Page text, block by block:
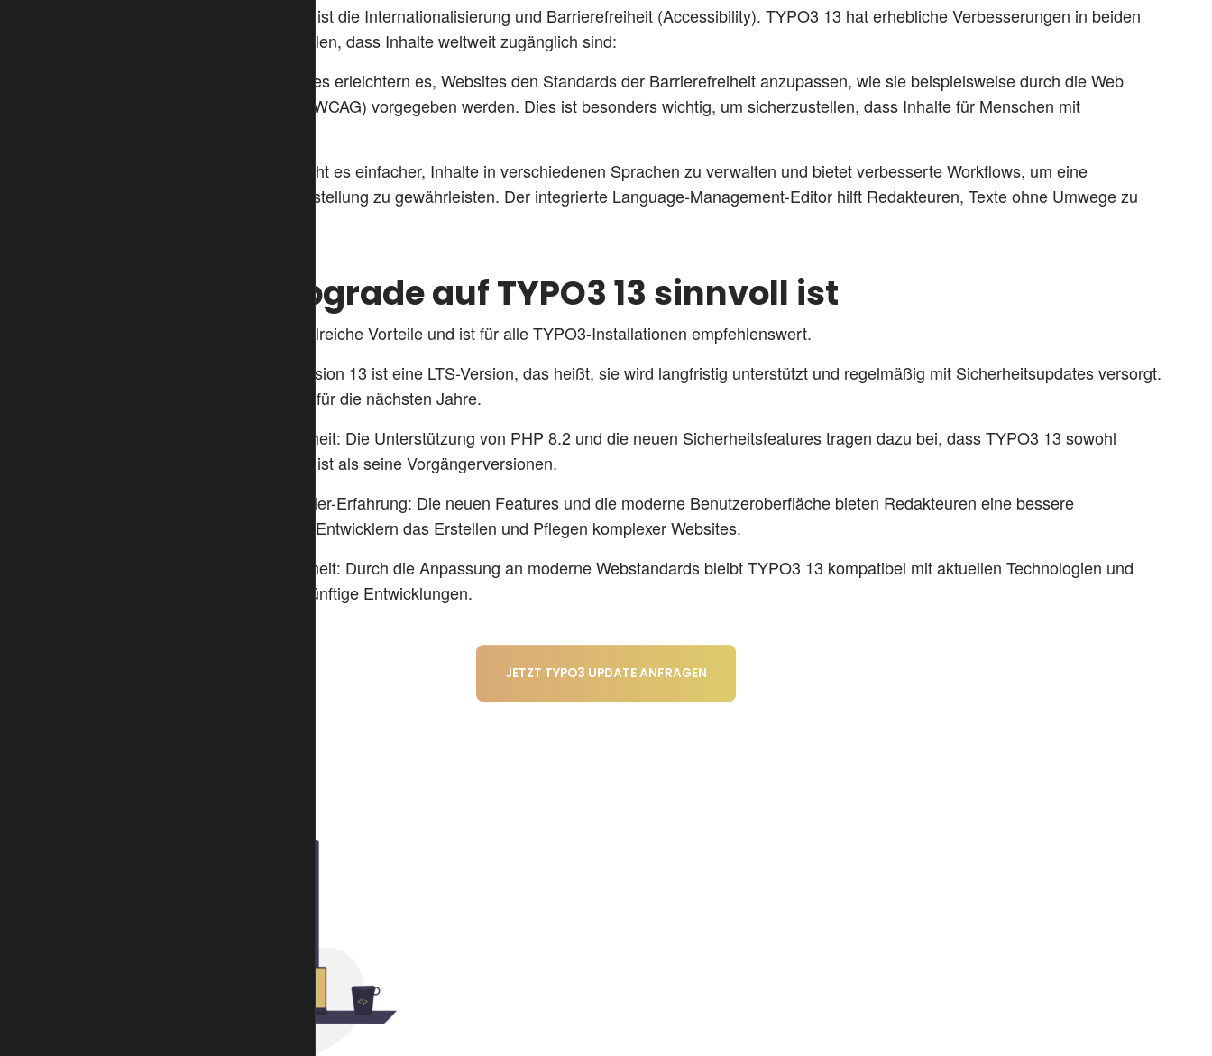
Eine der größten Stärken von TYPO3 ist die Internationalisierung und Barrierefreiheit (Accessibility). TYPO3 13 hat erhebliche Verbesserungen in beiden
Bereichen eingeführt, um sicherzustellen, dass Inhalte weltweit zugänglich sind:
: Die neuen Features erleichtern es, Websites den Standards der Barrierefreiheit anzupassen, wie sie beispielsweise durch die Web
Content Accessibility Guidelines (WCAG) vorgegeben werden. Dies ist besonders wichtig, um sicherzustellen, dass Inhalte für Menschen mit
: TYPO3 13 macht es einfacher, Inhalte in verschiedenen Sprachen zu verwalten und bietet verbesserte Workflows, um eine
konsistente Übersetzung und Darstellung zu gewährleisten. Der integrierte Language-Management-Editor hilft Redakteuren, Texte ohne Umwege zu
4. Warum ein Upgrade auf TYPO3 13 sinnvoll ist
Ein Upgrade auf TYPO3 13 bietet zahlreiche Vorteile und ist für alle TYPO3-Installationen empfehlenswert.
: TYPO3 Version 13 ist eine LTS-Version, das heißt, sie wird langfristig unterstützt und regelmäßig mit Sicherheitsupdates versorgt.
Das bietet eine stabile Grundlage für die nächsten Jahre.
Bessere Performance und Sicherheit: Die Unterstützung von PHP 8.2 und die neuen Sicherheitsfeatures tragen dazu bei, dass TYPO3 13 sowohl
leistungsfähiger als auch sicherer ist als seine Vorgängerversionen.
Optimierte Benutzer- und Entwickler-Erfahrung: Die neuen Features und die moderne Benutzeroberfläche bieten Redakteuren eine bessere
Arbeitsumgebung und erleichtern Entwicklern das Erstellen und Pflegen komplexer Websites.
Kompatibilität und Zukunftssicherheit: Durch die Anpassung an moderne Webstandards bleibt TYPO3 13 kompatibel mit aktuellen Technologien und
bietet eine solide Grundlage für künftige Entwicklungen.
JETZT TYPO3 UPDATE ANFRAGEN